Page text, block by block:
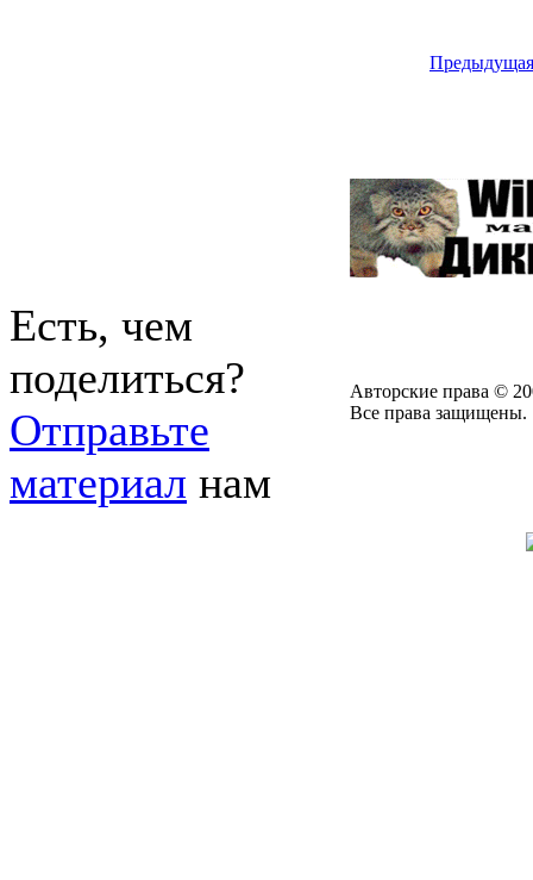
Предыдущая
Есть, чем
поделиться?
Отправьте
материал нам
Авторские права ©
Все права защищены.